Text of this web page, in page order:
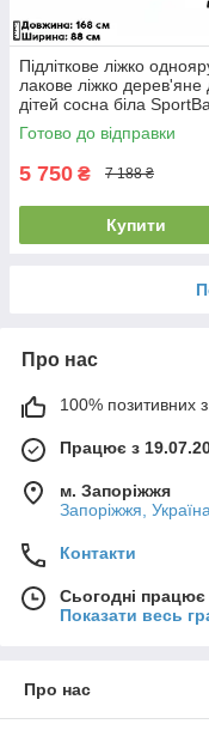
Підліткове ліжко
лакове ліжко дерев'яне
дітей сосна біла
"Тиша" (80x160см)
Готово до відправки
5 750 ₴ 7 188 ₴
Купити
Про нас
100% позитивних з
Працює з
м. Запоріжжя
Запоріжжя, Україна
Контакти
Сьогодні
Показати весь
Про нас